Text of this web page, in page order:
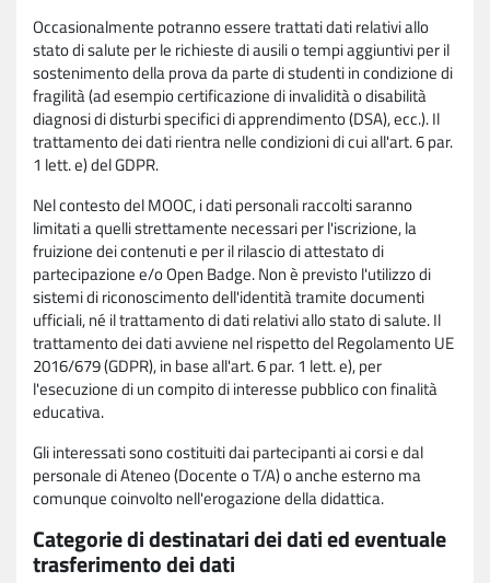
Occasionalmente potranno essere trattati dati relativi allo
stato di salute per le richieste di ausili o tempi aggiuntivi per il
sostenimento della prova da parte di studenti in condizione di
fragilità (ad esempio certificazione di invalidità o disabilità
diagnosi di disturbi specifici di apprendimento (DSA), ecc.). Il
trattamento dei dati rientra nelle condizioni di cui all'art. 6 par.
1 lett. e) del GDPR.
Nel contesto del MOOC, i dati personali raccolti saranno
limitati a quelli strettamente necessari per l'iscrizione, la
fruizione dei contenuti e per il rilascio di attestato di
partecipazione e/o Open Badge. Non è previsto l'utilizzo di
sistemi di riconoscimento dell'identità tramite documenti
ufficiali, né il trattamento di dati relativi allo stato di salute. Il
trattamento dei dati avviene nel rispetto del Regolamento UE
2016/679 (GDPR), in base all'art. 6 par. 1 lett. e), per
l'esecuzione di un compito di interesse pubblico con finalità
educativa.
Gli interessati sono costituiti dai partecipanti ai corsi e dal
personale di Ateneo (Docente o T/A) o anche esterno ma
comunque coinvolto nell'erogazione della didattica.
Categorie di destinatari dei dati ed eventuale
trasferimento dei dati